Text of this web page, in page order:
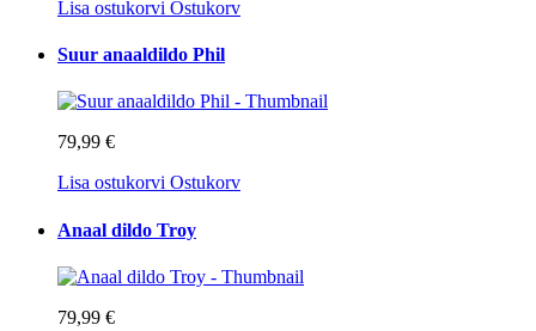
Lisa ostukorvi Ostukorv
Suur anaaldildo Phil
79,99 €
Lisa ostukorvi Ostukorv
Anaal dildo Troy
79,99 €